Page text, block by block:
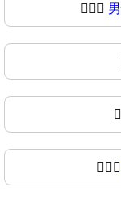
👨🏿‍⚕
👩🏻‍⚕️